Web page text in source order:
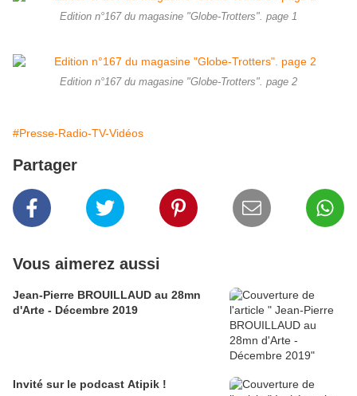
Edition n°167 du magasine "Globe-Trotters". page 1
Edition n°167 du magasine "Globe-Trotters". page 2
#Presse-Radio-TV-Vidéos
Partager
Vous aimerez aussi
Jean-Pierre BROUILLAUD au 28mn
d'Arte - Décembre 2019
Invité sur le podcast Atipik !